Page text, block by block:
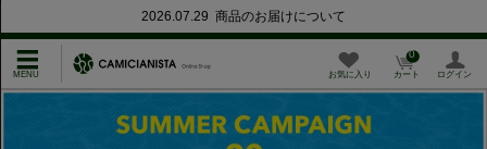
2026.07.29 商品のお届けについて
お気に入り カート
0
ログイン